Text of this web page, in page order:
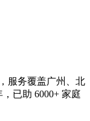
服务覆盖广州、北
已助 6000+ 家庭